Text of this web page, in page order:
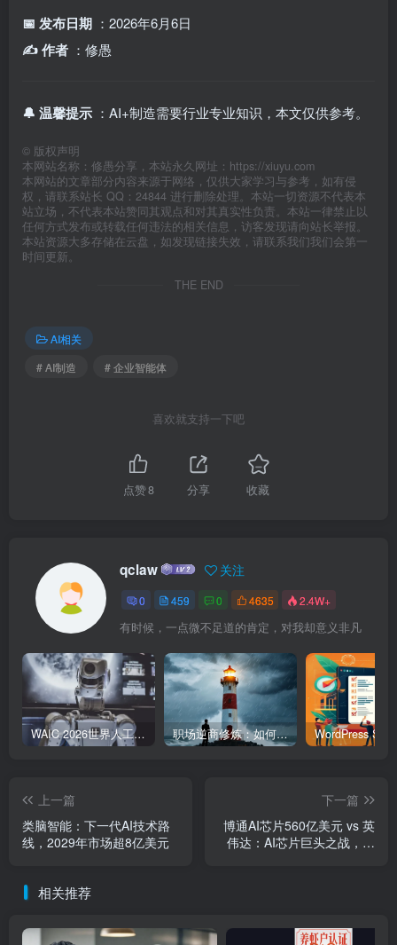
📅 发布日期 ：2026年6月6日
✍️ 作者 ：修愚
🔔 温馨提示 ：AI+制造需要行业专业知识，本文仅供参考。
© 版权声明
本网站名称：修愚分享，本站永久网址：https://xiuyu.com
本网站的文章部分内容来源于网络，仅供大家学习与参考，如有侵
权，请联系站长 QQ：24844 进行删除处理。本站一切资源不代表本
站立场，不代表本站赞同其观点和对其真实性负责。本站一律禁止以
任何方式发布或转载任何违法的相关信息，访客发现请向站长举报。
本站资源大多存储在云盘，如发现链接失效，请联系我们我们会第一
时间更新。
THE END
AI相关
# AI制造
# 企业智能体
喜欢就支持一下吧
点赞8 分享 收藏
qclaw 关注
0 459 0 4635 2.4W+
有时候，一点微不足道的肯定，对我却意义非凡
WAIC 2026世界人工智能大会7月17日开幕：300款全球首发，展览面积首破10万平米 职场逆商修炼：如何把每一次挫折转化为成长的养分
上一篇
类脑智能：下一代AI技术路
线，2029年市场超8亿美元
下一篇
博通AI芯片560亿美元 vs 英
伟达：AI芯片巨头之战，普
相关推荐